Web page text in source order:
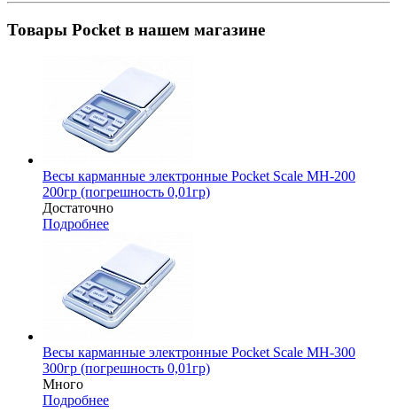
Товары Pocket в нашем магазине
Весы карманные электронные Pocket Scale MH-200
200гр (погрешность 0,01гр)
Достаточно
Подробнее
Весы карманные электронные Pocket Scale MH-300
300гр (погрешность 0,01гр)
Много
Подробнее